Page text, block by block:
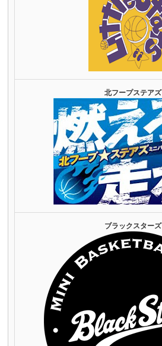
北フープステアズ
ブラックスターズ